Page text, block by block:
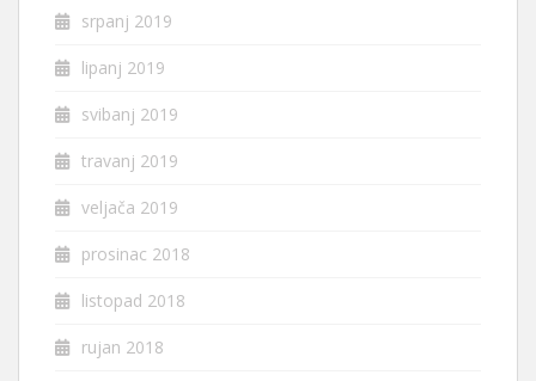
srpanj 2019
lipanj 2019
svibanj 2019
travanj 2019
veljača 2019
prosinac 2018
listopad 2018
rujan 2018